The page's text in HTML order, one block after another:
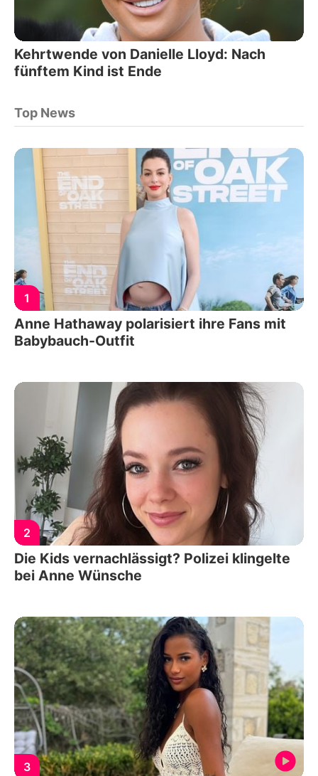
Kehrtwende von Danielle Lloyd: Nach
fünftem Kind ist Ende
Top News
1
Anne Hathaway polarisiert ihre Fans mit
Babybauch-Outfit
2
Die Kids vernachlässigt? Polizei klingelte
bei Anne Wünsche
3